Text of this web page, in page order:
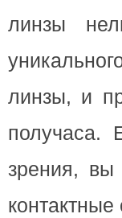
линзы
линзы, и
получаса.
зрения, вы